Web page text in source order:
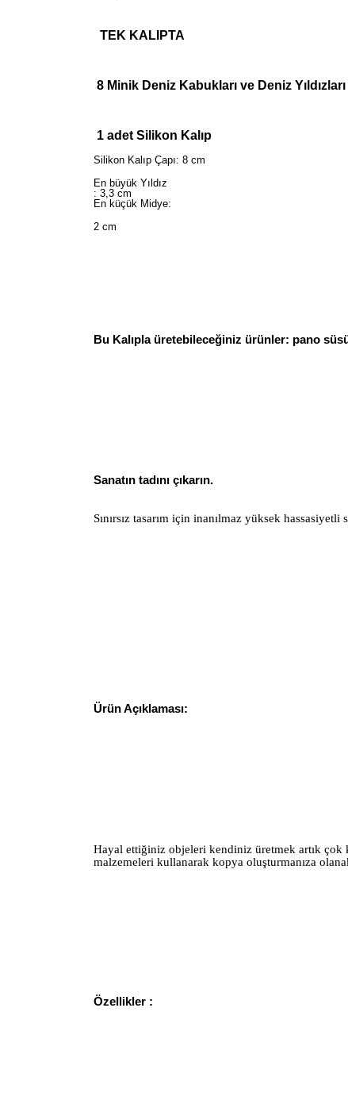
TEK KALIPTA
8 Minik Deniz Kabukları ve Deniz Yıldızları
1 adet Silikon Kalıp
Silikon Kalıp Çapı: 8 cm
En büyük Yıldız
: 3,3 cm
En küçük Midye:
2 cm
Bu Kalıpla üretebileceğiniz ürünler: pano
Sanatın tadını çıkarın.
Sınırsız tasarım için inanılmaz yüksek hassasiyetli
Ürün Açıklaması:
Hayal ettiğiniz objeleri kendiniz üretmek artık çok
malzemeleri kullanarak kopya oluşturmanıza
Özellikler :